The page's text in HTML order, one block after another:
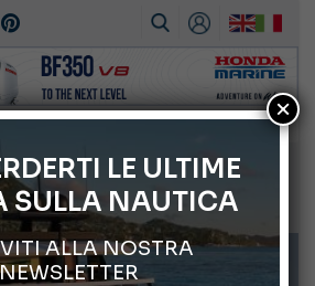
Callegari acquisisce Geniuss
2026: la fiera del mare ad Aqaba
Festival 2026: tutte le novità attese a settembre
Yachting, l’orologio per il diportista
LE ULTIME
SULLA NAUTICA
ALLA NOSTRA
×